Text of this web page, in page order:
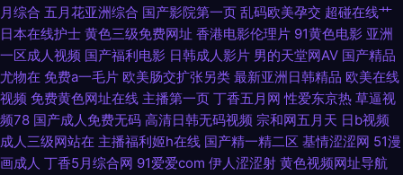
日韩一二三AV 一本久久高清 影音先锋色情av 亚洲欧洲综合日韩精品
91Ncom在线 91色鸡免费游戏入口 91视频首页入口在线观看 91猫先生在线
91精品伊人超碰 91破解官网免费 91国产人妖 91插视频 91在线精品视频观看
91黄色入口 精品国产二区三区三州 91看片婬黄大片网址 女优大全91n a片网
月综合 五月花亚洲综合 国产影院第一页 乱码欧美孕交 超碰在线艹
日本在线护士 黄色三级免费网址 香港电影伦理片 91黄色电影 亚洲
一区成人视频 国产福利电影 日韩成人影片 男的天堂网AV 国产精品
尤物在 免费a一毛片 欧美肠交扩张另类 最新亚洲日韩精品 欧美在线
视频 免费黄色网址在线 主播第一页 丁香五月网 性爱东京热 草逼视
频78 国产成人免费无码 高清日韩无码视频 宗和网五月天 日b视频
成人三级网站在 主播福利姬h在线 国产精一精二区 基情涩涩网 51漫
画成人 丁香5月综合网 91爱爱com 伊人涩涩射 黄色视频网址导航